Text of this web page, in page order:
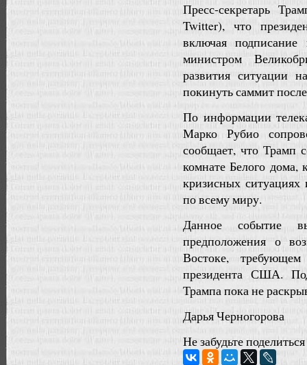
Пресс-секретарь
Twitter), что
включая подписание
министром
развития ситуации
покинуть саммит
По информации
Марко Рубио
сообщает, что Трамп
комнате Белого дома,
кризисных
по всему миру.
Данное событие
предположения о
Востоке,
президента США.
Трампа пока не
Дарья Черногорова
Не забудьте